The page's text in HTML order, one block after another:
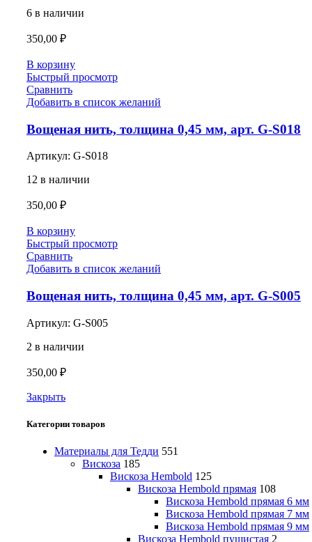
6 в наличии
350,00 ₽
В корзину
Быстрый просмотр
Сравнить
Добавить в список желаний
Вощеная нить, толщина 0,45 мм, арт. G-S018
Артикул: G-S018
12 в наличии
350,00 ₽
В корзину
Быстрый просмотр
Сравнить
Добавить в список желаний
Вощеная нить, толщина 0,45 мм, арт. G-S005
Артикул: G-S005
2 в наличии
350,00 ₽
Закрыть
Категории товаров
Материалы для Тедди 551
Вискоза 185
Вискоза Hembold 125
Вискоза Hembold прямая 108
Вискоза Hembold прямая 6 мм
Вискоза Hembold прямая 7 мм
Вискоза Hembold прямая 9 мм
Вискоза Hembold пушистая 2